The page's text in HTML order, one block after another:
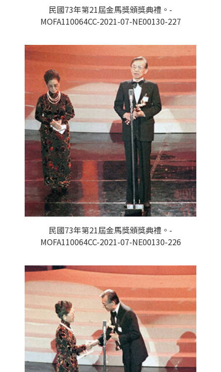
民國73年第21屆金馬獎頒獎典禮。-
MOFA110064CC-2021-07-NE00130-227
民國73年第21屆金馬獎頒獎典禮。-
MOFA110064CC-2021-07-NE00130-226